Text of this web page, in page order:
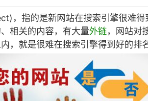
，指的是新网站在搜索引擎很难得
相关的内容，有大量外链，网站对
，就是很难在搜索引擎得到好的排